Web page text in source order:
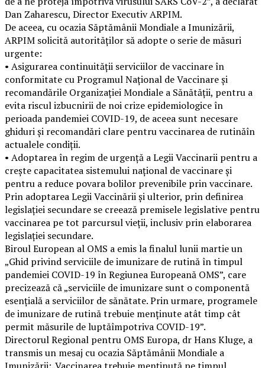
Dan Zaharescu, Director Executiv ARPIM.
De aceea, cu ocazia Săptămânii Mondiale a Imunizării,
ARPIM solicită autorităților să adopte o serie de măsuri
urgente:
• Asigurarea continuității serviciilor de vaccinare în
conformitate cu Programul Național de Vaccinare și
recomandările Organizației Mondiale a Sănătății, pentru a
evita riscul izbucnirii de noi crize epidemiologice în
perioada pandemiei COVID-19, de aceea sunt necesare
ghiduri și recomandări clare pentru vaccinarea de rutinăîn
actualele condiții.
• Adoptarea în regim de urgență a Legii Vaccinarii pentru a
crește capacitatea sistemului național de vaccinare și
pentru a reduce povara bolilor prevenibile prin vaccinare.
Prin adoptarea Legii Vaccinării și ulterior, prin definirea
legislației secundare se creează premisele legislative pentru
vaccinarea pe tot parcursul vieții, inclusiv prin elaborarea
legislației secundare.
Biroul European al OMS a emis la finalul lunii martie un
„Ghid privind serviciile de imunizare de rutină în timpul
pandemiei COVID-19 în Regiunea Europeană OMS”, care
precizează că „serviciile de imunizare sunt o componentă
esențială a serviciilor de sănătate. Prin urmare, programele
de imunizare de rutină trebuie menținute atât timp cât
permit măsurile de luptăîmpotriva COVID-19”.
Directorul Regional pentru OMS Europa, dr Hans Kluge, a
transmis un mesaj cu ocazia Săptămânii Mondiale a